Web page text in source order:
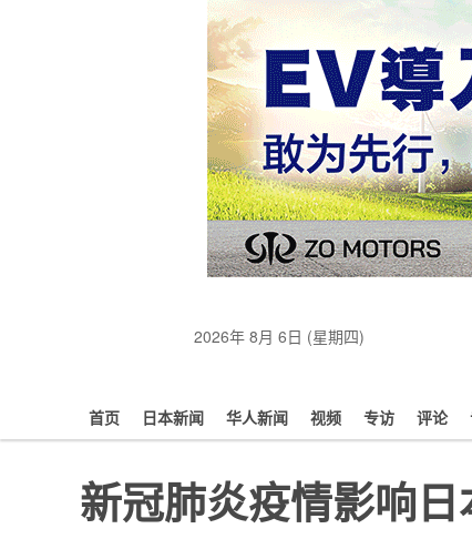
2026年 8月 6日 (星期四)
首页 日本新闻 华人新闻 视频 专访 评论
新冠肺炎疫情影响日